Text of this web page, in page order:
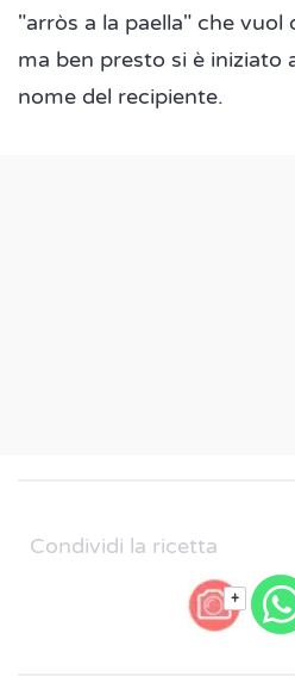
"arròs a la paella" che vuol
ma ben presto si è iniziato
nome del recipiente.
Condividi la ricetta
+